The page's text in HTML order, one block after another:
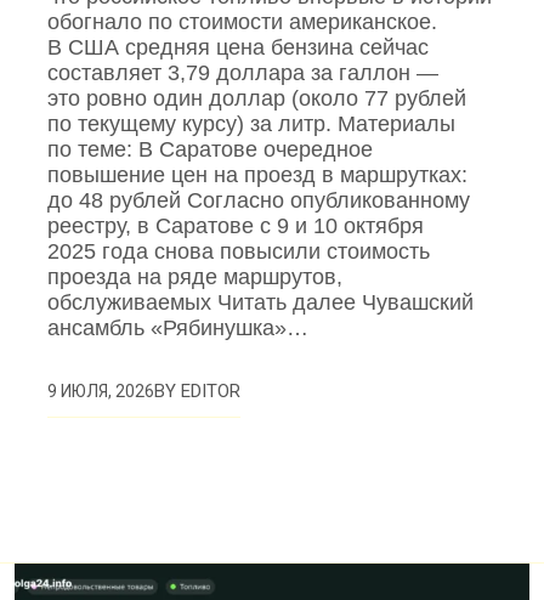
обогнало по стоимости американское.
В США средняя цена бензина сейчас
составляет 3,79 доллара за галлон —
это ровно один доллар (около 77 рублей
по текущему курсу) за литр. Материалы
по теме: В Саратове очередное
повышение цен на проезд в маршрутках:
до 48 рублей Согласно опубликованному
реестру, в Саратове с 9 и 10 октября
2025 года снова повысили стоимость
проезда на ряде маршрутов,
обслуживаемых Читать далее Чувашский
ансамбль «Рябинушка»…
9 ИЮЛЯ, 2026BYEDITOR